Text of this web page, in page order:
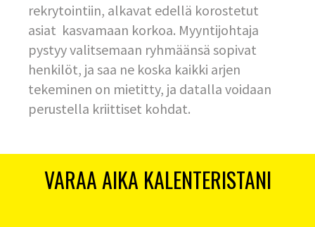
rekrytointiin, alkavat edellä korostetut
asiat kasvamaan korkoa. Myyntijohtaja
pystyy valitsemaan ryhmäänsä sopivat
henkilöt, ja saa ne koska kaikki arjen
tekeminen on mietitty, ja datalla voidaan
perustella kriittiset kohdat.
VARAA AIKA KALENTERISTANI